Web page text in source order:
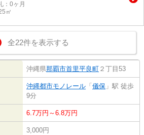
：0ヶ月
㎡
全22件を表示する
沖縄県那覇市首里平良町 ２丁目53
沖縄都市モノレール 「 儀保 」駅 徒歩
9分
6.7万円～6.8万円
3,000円